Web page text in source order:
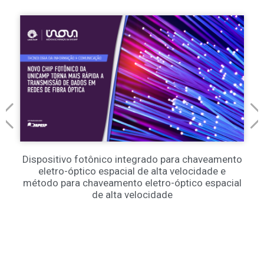
Dispositivo fotônico integrado para chaveamento
eletro-óptico espacial de alta velocidade e
método para chaveamento eletro-óptico espacial
de alta velocidade